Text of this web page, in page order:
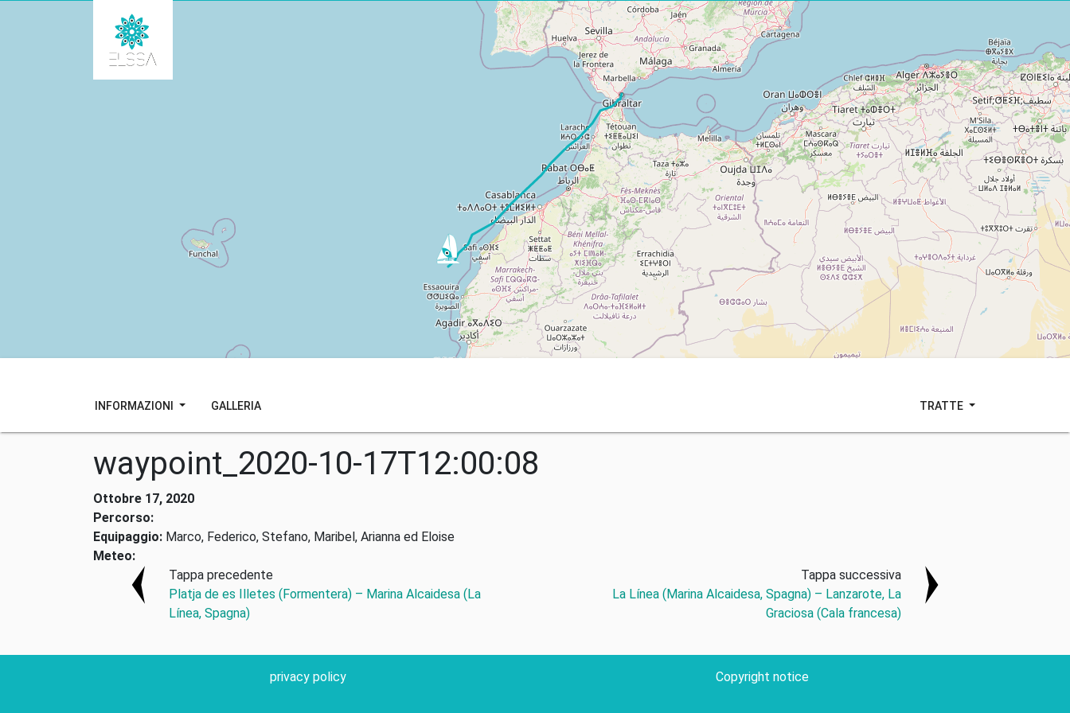
INFORMAZIONI GALLERIA TRATTE
waypoint_2020-10-17T12:00:08
Ottobre 17, 2020
Percorso:
Equipaggio: Marco, Federico, Stefano, Maribel, Arianna ed Eloise
Meteo:
Tappa precedente
Platja de es Illetes (Formentera) – Marina Alcaidesa (La
Línea, Spagna)
Tappa successiva
La Línea (Marina Alcaidesa, Spagna) – Lanzarote, La
Graciosa (Cala francesa)
privacy policy Copyright notice